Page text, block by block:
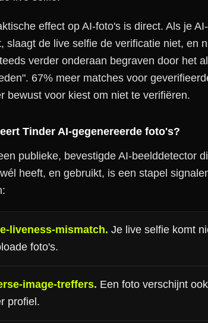
effect op AI-foto's is direct. Als je
slaagt de live selfie de verificatie niet, en
verder onderaan begraven door het
67% meer matches voor
bewust voor kiest om niet te verifiëren.
Tinder AI-gegenereerde foto's?
publieke, bevestigde AI-beelddetector
heeft, en gebruikt, is een stapel
liveness-mismatch. Je live selfie komt
foto's.
image-treffers. Een foto verschijnt
profiel.